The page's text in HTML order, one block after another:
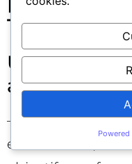
Threads ✅
Une feuille
actionnable
– Semaine 1 :
événements,
Powered